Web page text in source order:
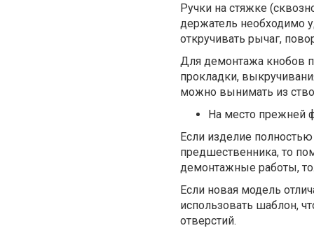
Ручки на стяжке
держатель необходимо
откручивать рычаг,
Для демонтажа кнобов
прокладки,
можно вынимать из
На место прежней
Если изделие
предшественника, то
демонтажные работы,
Если новая модель
использовать шаблон,
отверстий.